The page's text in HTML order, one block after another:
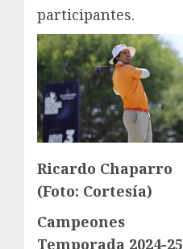
participantes.
Ricardo Chaparro
(Foto: Cortesía)
Campeones
Temporada 2024-25